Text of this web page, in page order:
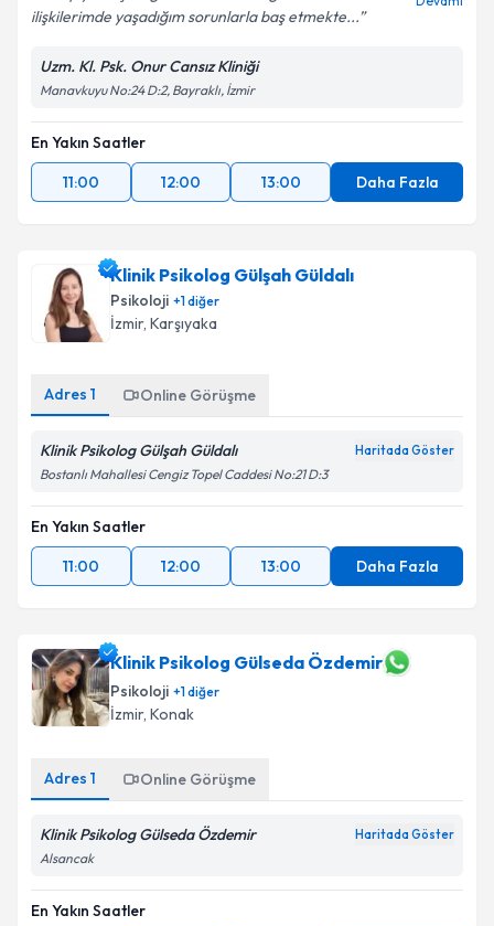
ilişkilerimde yaşadığım sorunlarla baş etmekte...
Uzm. Kl. Psk. Onur Cansız Kliniği
Manavkuyu No:24 D:2, Bayraklı, İzmir
En Yakın Saatler
11:00
12:00 13:00 Daha Fazla
Klinik Psikolog Gülşah Güldalı
Psikoloji +1diğer
İzmir, Karşıyaka
Adres 1 Online Görüşme
Klinik Psikolog Gülşah Güldalı Haritada Göster
Bostanlı Mahallesi Cengiz Topel Caddesi No:21 D:3
En Yakın Saatler
11:00
12:00 13:00 Daha Fazla
Klinik Psikolog Gülseda Özdemir
Psikoloji +1diğer
İzmir, Konak
Adres 1 Online Görüşme
Klinik Psikolog Gülseda Özdemir Haritada Göster
Alsancak
En Yakın Saatler